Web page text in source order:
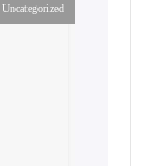
Uncategorized